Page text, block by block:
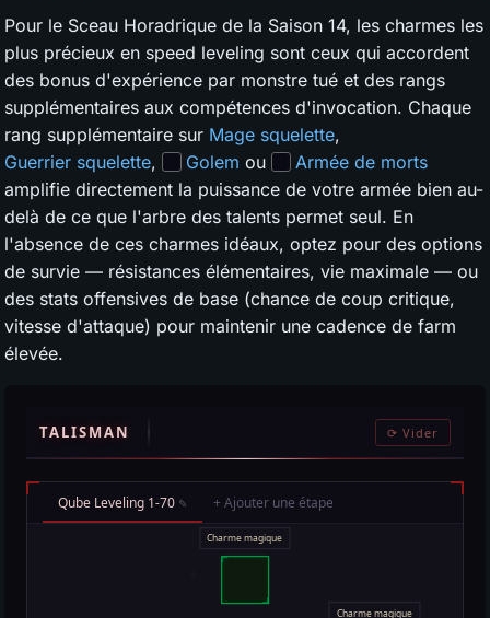
Pour le Sceau Horadrique de la Saison 14, les charmes les
plus précieux en speed leveling sont ceux qui accordent
des bonus d'expérience par monstre tué et des rangs
supplémentaires aux compétences d'invocation. Chaque
rang supplémentaire sur Mage squelette,
Guerrier squelette, Golem ou
Armée de morts
amplifie directement la puissance de votre armée bien au-
delà de ce que l'arbre des talents permet seul. En
l'absence de ces charmes idéaux, optez pour des options
de survie — résistances élémentaires, vie maximale — ou
des stats offensives de base (chance de coup critique,
vitesse d'attaque) pour maintenir une cadence de farm
élevée.